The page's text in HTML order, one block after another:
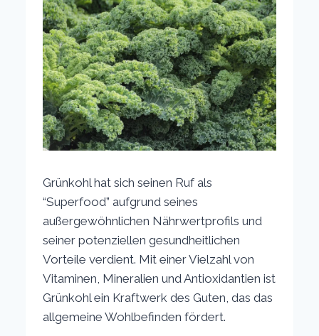
Grünkohl hat sich seinen Ruf als
“Superfood” aufgrund seines
außergewöhnlichen Nährwertprofils und
seiner potenziellen gesundheitlichen
Vorteile verdient. Mit einer Vielzahl von
Vitaminen, Mineralien und Antioxidantien ist
Grünkohl ein Kraftwerk des Guten, das das
allgemeine Wohlbefinden fördert.